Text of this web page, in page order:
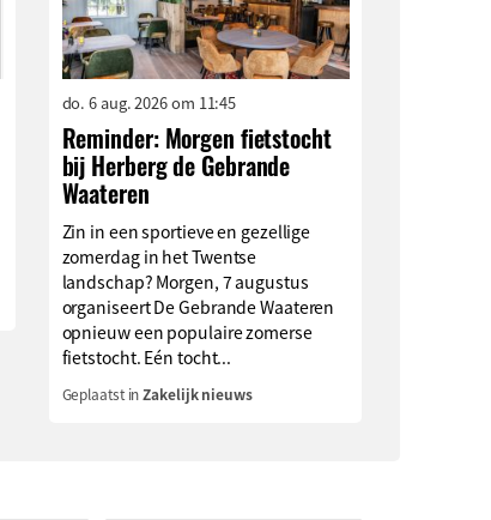
do. 6 aug. 2026 om 11:45
Reminder: Morgen fietstocht
bij Herberg de Gebrande
Waateren
Zin in een sportieve en gezellige
zomerdag in het Twentse
landschap? Morgen, 7 augustus
organiseert De Gebrande Waateren
opnieuw een populaire zomerse
fietstocht. Eén tocht...
Geplaatst inZakelijk nieuws